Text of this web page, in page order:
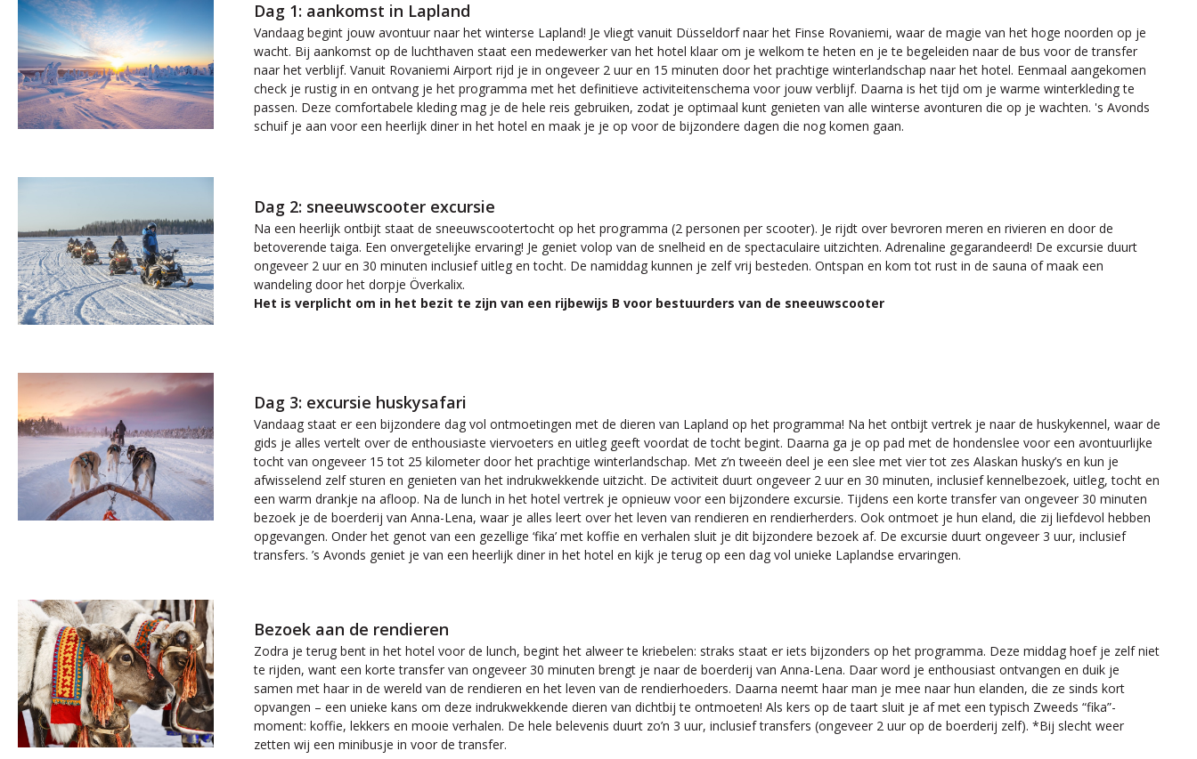
Dag 1: aankomst in Lapland
Vandaag begint jouw avontuur naar het winterse Lapland! Je vliegt vanuit Düsseldorf naar het Finse Rovaniemi, waar de magie van het hoge noorden op je
wacht. Bij aankomst op de luchthaven staat een medewerker van het hotel klaar om je welkom te heten en je te begeleiden naar de bus voor de transfer
naar het verblijf. Vanuit Rovaniemi Airport rijd je in ongeveer 2 uur en 15 minuten door het prachtige winterlandschap naar het hotel. Eenmaal aangekomen
check je rustig in en ontvang je het programma met het definitieve activiteitenschema voor jouw verblijf. Daarna is het tijd om je warme winterkleding te
passen. Deze comfortabele kleding mag je de hele reis gebruiken, zodat je optimaal kunt genieten van alle winterse avonturen die op je wachten. 's Avonds
schuif je aan voor een heerlijk diner in het hotel en maak je je op voor de bijzondere dagen die nog komen gaan.
Dag 2: sneeuwscooter excursie
Na een heerlijk ontbijt staat de sneeuwscootertocht op het programma (2 personen per scooter). Je rijdt over bevroren meren en rivieren en door de
betoverende taiga. Een onvergetelijke ervaring! Je geniet volop van de snelheid en de spectaculaire uitzichten. Adrenaline gegarandeerd! De excursie duurt
ongeveer 2 uur en 30 minuten inclusief uitleg en tocht. De namiddag kunnen je zelf vrij besteden. Ontspan en kom tot rust in de sauna of maak een
wandeling door het dorpje Överkalix.
Het is verplicht om in het bezit te zijn van een rijbewijs B voor bestuurders van de sneeuwscooter
Dag 3: excursie huskysafari
Vandaag staat er een bijzondere dag vol ontmoetingen met de dieren van Lapland op het programma! Na het ontbijt vertrek je naar de huskykennel, waar de
gids je alles vertelt over de enthousiaste viervoeters en uitleg geeft voordat de tocht begint. Daarna ga je op pad met de hondenslee voor een avontuurlijke
tocht van ongeveer 15 tot 25 kilometer door het prachtige winterlandschap. Met z’n tweeën deel je een slee met vier tot zes Alaskan husky’s en kun je
afwisselend zelf sturen en genieten van het indrukwekkende uitzicht. De activiteit duurt ongeveer 2 uur en 30 minuten, inclusief kennelbezoek, uitleg, tocht en
een warm drankje na afloop. Na de lunch in het hotel vertrek je opnieuw voor een bijzondere excursie. Tijdens een korte transfer van ongeveer 30 minuten
bezoek je de boerderij van Anna-Lena, waar je alles leert over het leven van rendieren en rendierherders. Ook ontmoet je hun eland, die zij liefdevol hebben
opgevangen. Onder het genot van een gezellige ‘fika’ met koffie en verhalen sluit je dit bijzondere bezoek af. De excursie duurt ongeveer 3 uur, inclusief
transfers. ’s Avonds geniet je van een heerlijk diner in het hotel en kijk je terug op een dag vol unieke Laplandse ervaringen.
Bezoek aan de rendieren
Zodra je terug bent in het hotel voor de lunch, begint het alweer te kriebelen: straks staat er iets bijzonders op het programma. Deze middag hoef je zelf niet
te rijden, want een korte transfer van ongeveer 30 minuten brengt je naar de boerderij van Anna-Lena. Daar word je enthousiast ontvangen en duik je
samen met haar in de wereld van de rendieren en het leven van de rendierhoeders. Daarna neemt haar man je mee naar hun elanden, die ze sinds kort
opvangen – een unieke kans om deze indrukwekkende dieren van dichtbij te ontmoeten! Als kers op de taart sluit je af met een typisch Zweeds “fika”-
moment: koffie, lekkers en mooie verhalen. De hele belevenis duurt zo’n 3 uur, inclusief transfers (ongeveer 2 uur op de boerderij zelf). *Bij slecht weer
zetten wij een minibusje in voor de transfer.